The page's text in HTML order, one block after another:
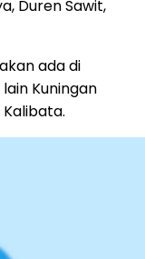
Duren Sawit,
ada di
Kuningan